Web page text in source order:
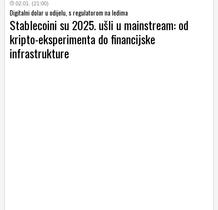
02.01. (21:00)
Digitalni dolar u odijelu, s regulatorom na leđima
Stablecoini su 2025. ušli u mainstream: od
kripto-eksperimenta do financijske
infrastrukture